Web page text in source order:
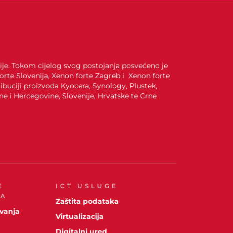
Tokom cijelog svog postojanja posvećeno je
Slovenija, Xenon forte Zagreb i Xenon forte
proizvoda Kyocera, Synology, Plustek,
i Hercegovine, Slovenije, Hrvatske te Crne
ICT USLUGE
Zaštita podataka
Virtualizacija